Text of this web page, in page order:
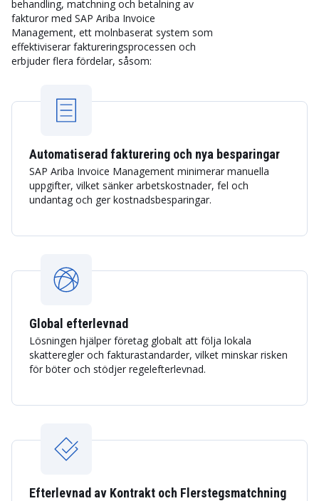
behandling, matchning och betalning av
fakturor med SAP Ariba Invoice
Management, ett molnbaserat system som
effektiviserar faktureringsprocessen och
erbjuder flera fördelar, såsom:
Automatiserad fakturering och nya besparingar
SAP Ariba Invoice Management minimerar manuella
uppgifter, vilket sänker arbetskostnader, fel och
undantag och ger kostnadsbesparingar.
Global efterlevnad
Lösningen hjälper företag globalt att följa lokala
skatteregler och fakturastandarder, vilket minskar risken
för böter och stödjer regelefterlevnad.
Efterlevnad av Kontrakt och Flerstegsmatchning